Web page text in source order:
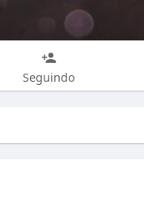
Seguindo